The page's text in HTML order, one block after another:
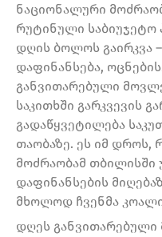
ნაციონალური
რუტინული საბიუჯეტო
დღის ბოლოს გაირკვა
დაფინანსება,
განვითარებული
საკითხში გარკვევის
გადაწყვეტილება
თაობაზე. ეს იმ დროს,
მოძრაობამ თბილისში
დაფინანსების
მხოლოდ ჩვენმა
დღეს